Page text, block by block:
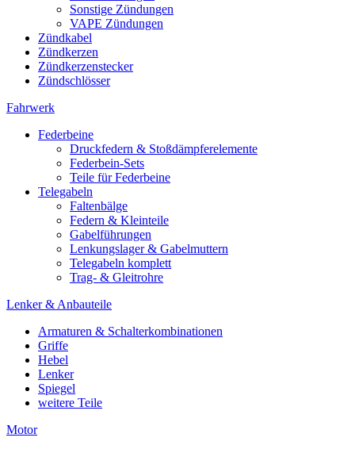
Sonstige Zündungen
VAPE Zündungen
Zündkabel
Zündkerzen
Zündkerzenstecker
Zündschlösser
Fahrwerk
Federbeine
Druckfedern & Stoßdämpferelemente
Federbein-Sets
Teile für Federbeine
Telegabeln
Faltenbälge
Federn & Kleinteile
Gabelführungen
Lenkungslager & Gabelmuttern
Telegabeln komplett
Trag- & Gleitrohre
Lenker & Anbauteile
Armaturen & Schalterkombinationen
Griffe
Hebel
Lenker
Spiegel
weitere Teile
Motor